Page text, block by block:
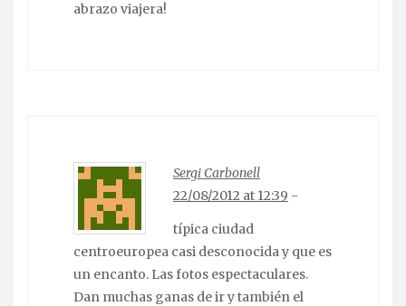
abrazo viajera!
Sergi Carbonell
22/08/2012 at 12:39 -
típica ciudad
centroeuropea casi desconocida y que es
un encanto. Las fotos espectaculares.
Dan muchas ganas de ir y también el